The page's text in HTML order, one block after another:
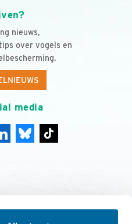
nieuws,
over vogels en
media